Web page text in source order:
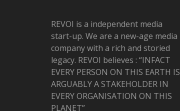
REVOI is a independent media
start-up. We are a new-age media
company with a rich and storied
legacy. REVOI believes : “INFACT
EVERY PERSON ON THIS EARTH IS
ARGUABLY A STAKEHOLDER IN
EVERY ORGANISATION ON THIS
PLANET”